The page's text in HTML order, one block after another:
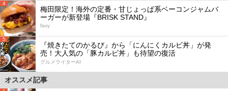
4
梅田限定！海外の定番・甘じょっぱ系ベーコンジャムバ
ーガーが新登場『BRISK STAND』
favy
5
『焼きたてのかるび』から「にんにくカルビ丼」が発
売！大人気の「豚カルビ丼」も待望の復活
グルメライターAI
オススメ記事